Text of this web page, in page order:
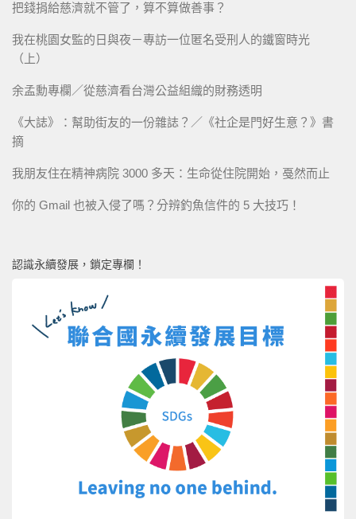
把錢捐給慈濟就不管了，算不算做善事？
我在桃園女監的日與夜－專訪一位匿名受刑人的鐵窗時光
（上）
余孟勳專欄／從慈濟看台灣公益組織的財務透明
《大誌》：幫助街友的一份雜誌？／《社企是門好生意？》書
摘
我朋友住在精神病院 3000 多天：生命從住院開始，戞然而止
你的 Gmail 也被入侵了嗎？分辨釣魚信件的 5 大技巧！
認識永續發展，鎖定專欄！